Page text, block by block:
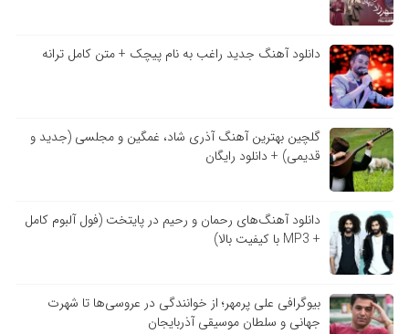
دانلود آهنگ جدید راغب به نام پیچک + متن کامل ترانه
گلچین بهترین آهنگ آذری شاد، غمگین و مجلسی (جدید و
قدیمی) + دانلود رایگان
دانلود آهنگ‌های رحمان و رحیم در پایتخت (فول آلبوم کامل
+ MP3 با کیفیت بالا)
بیوگرافی علی پرمهر؛ از خوانندگی در عروسی‌ها تا شهرت
جهانی و سلطان موسیقی آذربایجان